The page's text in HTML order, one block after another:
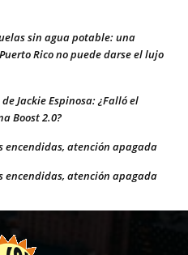
sin agua potable: una
Rico no puede darse el lujo
Jackie Espinosa: ¿Falló el
Boost 2.0?
encendidas, atención apagada
encendidas, atención apagada